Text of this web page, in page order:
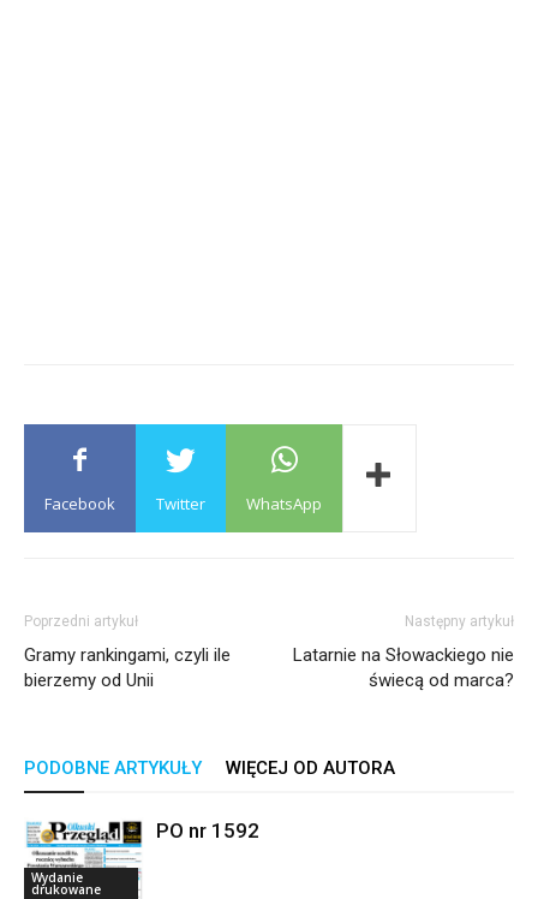
Facebook Twitter WhatsApp
Poprzedni artykuł
Gramy rankingami, czyli ile
bierzemy od Unii
Następny artykuł
Latarnie na Słowackiego nie
świecą od marca?
PODOBNE ARTYKUŁY WIĘCEJ OD AUTORA
Wydanie
drukowane
PO nr 1592